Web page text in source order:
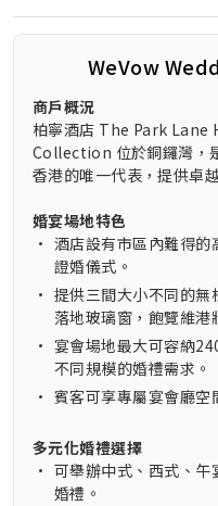
WeVow
商戶概況
柏寧酒店 The Park
Collection 位於銅鑼灣，
香港的唯一代表，提供卓
婚宴場地特色
• 酒店設有市區內難得
證婚儀式。
• 提供三間大小不同的
落地玻璃窗，飽覽維港
• 宴會場地最大可容納
不同規模的婚禮需求。
• 賓客可享專屬宴會廳空
多元化婚禮選擇
• 可舉辦中式、西式、
婚禮。